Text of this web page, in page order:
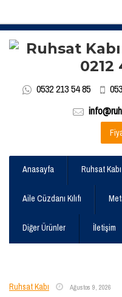
0532 213 54 85
Anasayfa Ruhsat Kabı
Aile Cüzdanı Kılıfı
Diğer Ürünler İletişim
Ruhsat Kabı Ağustos 9, 2026